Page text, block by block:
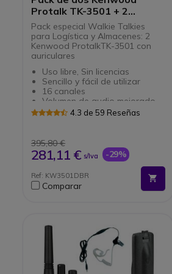
Protalk TK-3501 + 2
Auriculares gancho
Pack especial Walkie Talkies
para Logística y Almacenes: 2
Kenwood ProtalkTK-3501 con
auriculares
Uso libre, Sin licencias
Sencillo y fácil de utilizar
16 canales
Volumen de audio mejorado
con el amplificador 1,5 W BLT
Cumple con la normativa
estándar medioambiental MIL-
STD 810 C, D, E, F & G
Pack de Walkie Talkies
resistentes con auriculares,
4.3 de 59 Reseñas
395,80 €
281,11 € s/Iva -29%
Ref: KW3501DBR
Comparar